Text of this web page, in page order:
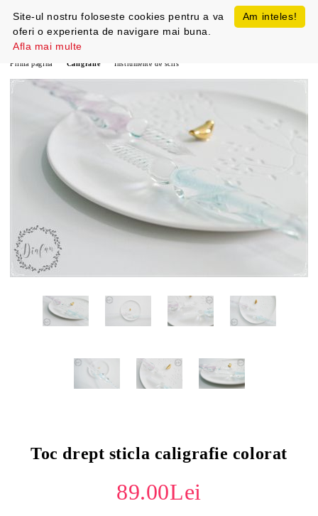
Prima pagină Caligrafie Instrumente de scris
Toc drept sticla caligrafie colorat
89.00Lei
Am inteles!
Site-ul nostru foloseste cookies pentru a va
oferi o experienta de navigare mai buna.
Afla mai multe